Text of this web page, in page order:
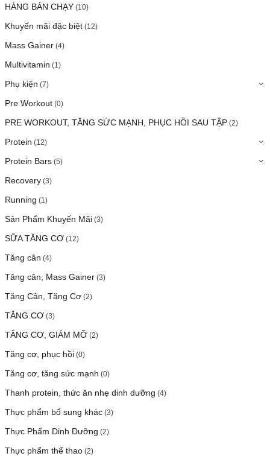
HÀNG BÁN CHẠY (10)
Khuyến mãi đặc biệt (12)
Mass Gainer (4)
Multivitamin (1)
Phụ kiện (7)
Pre Workout (0)
PRE WORKOUT, TĂNG SỨC MẠNH, PHỤC HỒI SAU TẬP (2)
Protein (12)
Protein Bars (5)
Recovery (3)
Running (1)
Sản Phẩm Khuyến Mãi (3)
SỮA TĂNG CƠ (12)
Tăng cân (4)
Tăng cân, Mass Gainer (3)
Tăng Cân, Tăng Cơ (2)
TĂNG CƠ (3)
TĂNG CƠ, GIẢM MỠ (2)
Tăng cơ, phục hồi (0)
Tăng cơ, tăng sức mạnh (0)
Thanh protein, thức ăn nhẹ dinh dưỡng (4)
Thực phẩm bổ sung khác (3)
Thực Phẩm Dinh Dưỡng (2)
Thực phẩm thể thao (2)